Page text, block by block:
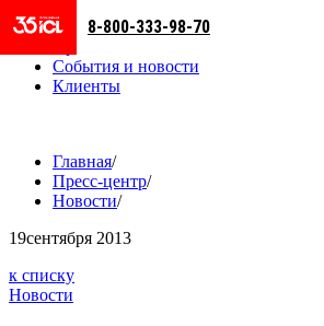
Направления
События и новости
Клиенты
8-800-333-98-70
Главная/
Пресс-центр/
Новости/
19сентября 2013
к списку
Новости